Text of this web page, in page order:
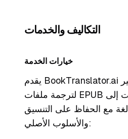
التكاليف والخدمات
خيارات الخدمة
يقدم BookTranslator.ai مستويين من التسعير
لترجمة ملفات EPUB حتى 50 ميجابايت إلى
أكثر من 99 لغة مع الحفاظ على التنسيق
والأسلوب الأصلي: